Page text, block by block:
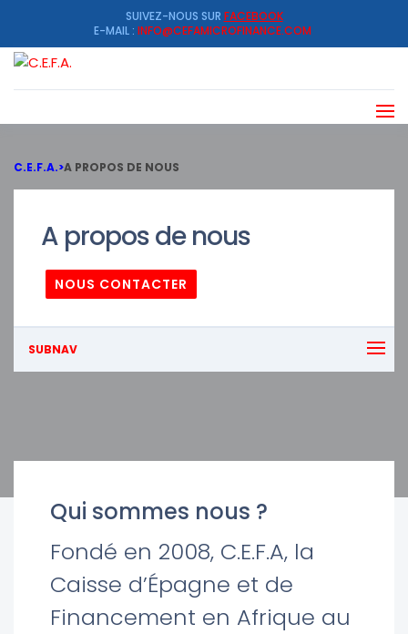
SUIVEZ-NOUS SUR FACEBOOK
E-MAIL : INFO@CEFAMICROFINANCE.COM
C.E.F.A.>A PROPOS DE NOUS
A propos de nous
NOUS CONTACTER
SUBNAV
Qui sommes nous ?
Fondé en 2008, C.E.F.A, la
Caisse d’Épagne et de
Financement en Afrique au